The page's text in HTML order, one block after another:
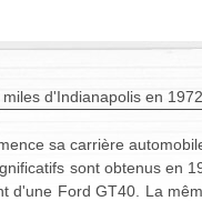
d'Indianapolis en 1972
sa carrière
sont obtenus en
d'une Ford GT40. La